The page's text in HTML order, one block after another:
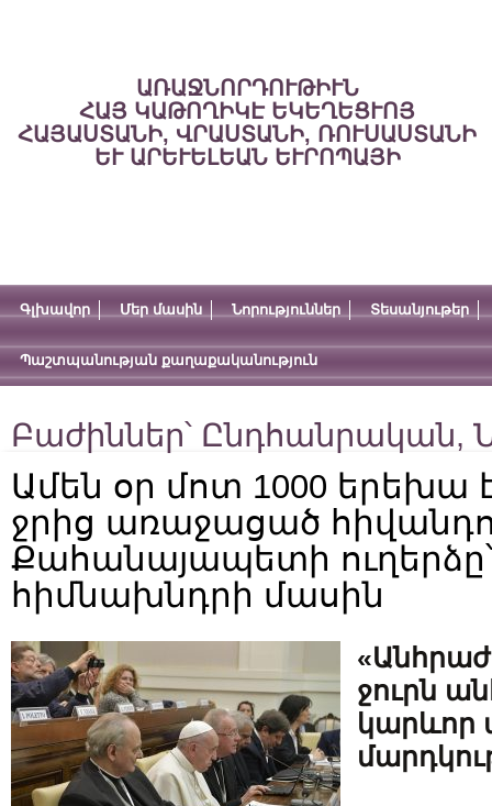
ԱՌԱՋՆՈՐԴՈՒԹԻՒՆ
ՀԱՅ ԿԱԹՈՂԻԿԷ ԵԿԵՂԵՑՒՈՅ
ՀԱՅԱՍՏԱՆԻ, ՎՐԱՍՏԱՆԻ, ՌՈՒՍԱՍՏԱՆԻ
ԵՒ ԱՐԵՒԵԼԵԱՆ ԵՒՐՈՊԱՅԻ
Գլխավոր Մեր մասին Նորություններ Տեսանյութեր
Պաշտպանության քաղաքականություն
Բաժիններ՝ Ընդհանրական,
Ամեն օր մոտ 1000 երեխա
ջրից առաջացած
Քահանայապետի ուղերձը՝
հիմնախնդրի մասին
ջուրն
կարևոր